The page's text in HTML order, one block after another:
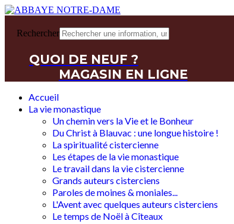
Rechercher
QUOI DE NEUF ?
MAGASIN EN LIGNE
Accueil
La vie monastique
Un chemin vers la Vie et le Bonheur
Du Christ à Blauvac : une longue histoire !
La spiritualité cistercienne
Les étapes de la vie monastique
Le travail dans la vie cistercienne
Grands auteurs cisterciens
Paroles de moines & moniales...
L'Avent avec quelques auteurs cisterciens
Le temps de Noël à Cîteaux